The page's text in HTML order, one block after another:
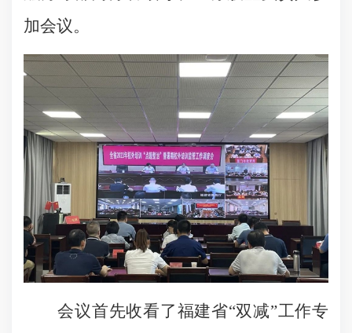
加会议。
会议首先收看了福建省“双减”工作专